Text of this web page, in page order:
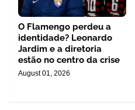
O Flamengo perdeu a
identidade? Leonardo
Jardim e a diretoria
estão no centro da crise
August 01, 2026